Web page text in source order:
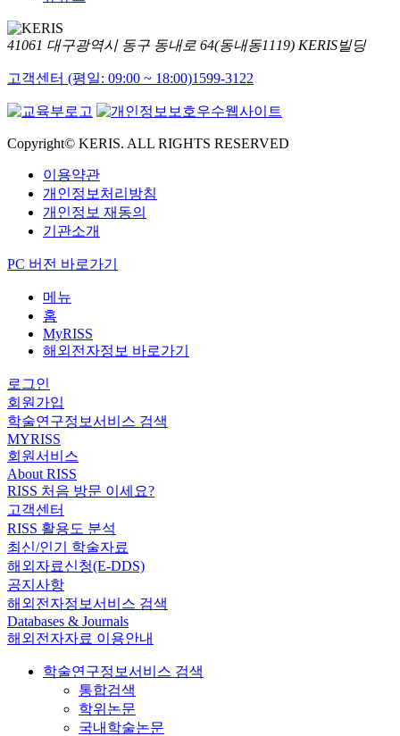
41061 대구광역시 동구 동내로 64(동내동1119) KERIS빌딩
고객센터 (평일: 09:00 ~ 18:00)1599-3122
Copyright© KERIS. ALL RIGHTS RESERVED
이용약관
개인정보처리방침
개인정보 재동의
기관소개
PC 버전 바로가기
메뉴
홈
MyRISS
해외전자정보 바로가기
로그인
회원가입
학술연구정보서비스 검색
MYRISS
회원서비스
About RISS
RISS 처음 방문 이세요?
고객센터
RISS 활용도 분석
최신/인기 학술자료
해외자료신청(E-DDS)
공지사항
해외전자정보서비스 검색
Databases & Journals
해외전자자료 이용안내
학술연구정보서비스 검색
통합검색
학위논문
국내학술논문